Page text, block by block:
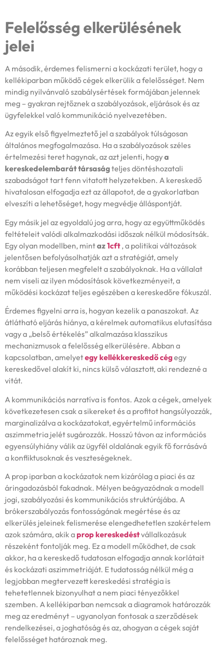
Felelősség elkerülésének
jelei
A második, érdemes felismerni a kockázati terület, hogy a
kellékiparban működő cégek elkerülik a felelősséget. Nem
mindig nyilvánvaló szabálysértések formájában jelennek
meg – gyakran rejtőznek a szabályozások, eljárások és az
ügyfelekkel való kommunikáció nyelvezetében.
Az egyik első figyelmeztető jel a szabályok túlságosan
általános megfogalmazása. Ha a szabályozások széles
értelmezési teret hagynak, az azt jelenti, hogya
kereskedelembarát társaságteljes döntéshozatali
szabadságot tart fenn vitatott helyzetekben. A kereskedő
hivatalosan elfogadja ezt az állapotot, de a gyakorlatban
elveszíti a lehetőséget, hogy megvédje álláspontját.
Egy másik jel az egyoldalú jog arra, hogy az együttműködés
feltételeit valódi alkalmazkodási időszak nélkül módosítsák.
Egy olyan modellben, mintaz1cft, a politikai változások
jelentősen befolyásolhatják azt a stratégiát, amely
korábban teljesen megfelelt a szabályoknak. Ha a vállalat
nem viseli az ilyen módosítások következményeit, a
működési kockázat teljes egészében a kereskedőre fókuszál.
Érdemes figyelni arra is, hogyan kezelik a panaszokat. Az
átlátható eljárás hiánya, a kérelmek automatikus elutasítása
vagy a „belső értékelés” alkalmazása klasszikus
mechanizmusok a felelősség elkerülésére. Abban a
kapcsolatban, amelyetegy kellékkereskedő cégegy
kereskedővel alakít ki, nincs külső választott, aki rendezné a
vitát.
A kommunikációs narratíva is fontos. Azok a cégek, amelyek
következetesen csak a sikereket és a profitot hangsúlyozzák,
marginalizálva a kockázatokat, egyértelmű információs
aszimmetria jelét sugározzák. Hosszú távon az információs
egyensúlyhiány válik az ügyfél oldalának egyik fő forrásává
a konfliktusoknak és veszteségeknek.
A prop iparban a kockázatok nem kizárólag a piaci és az
áringadozásból fakadnak. Mélyen beágyazódnak a modell
jogi, szabályozási és kommunikációs struktúrájába. A
brókerszabályozás fontosságának megértése és az
elkerülés jeleinek felismerése elengedhetetlen szakértelem
azok számára, akik aprop kereskedéstvállalkozásuk
részeként fontolják meg. Ez a modell működhet, de csak
akkor, ha a kereskedő tudatosan elfogadja annak korlátait
és kockázati aszimmetriáját. E tudatosság nélkül még a
legjobban megtervezett kereskedési stratégia is
tehetetlennek bizonyulhat a nem piaci tényezőkkel
szemben. A kellékiparban nemcsak a diagramok határozzák
meg az eredményt – ugyanolyan fontosak a szerződések
rendelkezései, a joghatóság és az, ahogyan a cégek saját
felelősséget határoznak meg.